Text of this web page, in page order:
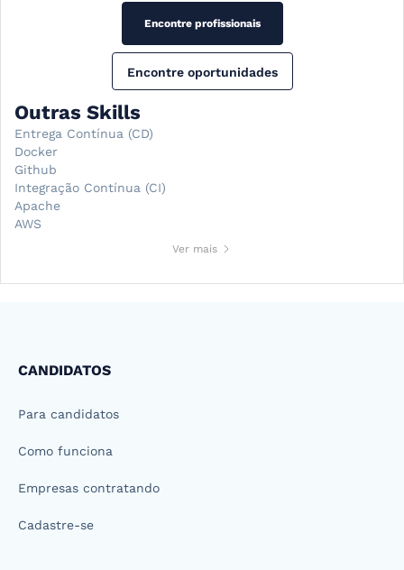
Encontre profissionais
Encontre oportunidades
Outras Skills
Entrega Contínua (CD)
Docker
Github
Integração Contínua (CI)
Apache
AWS
Ver mais
CANDIDATOS
Para candidatos
Como funciona
Empresas contratando
Cadastre-se